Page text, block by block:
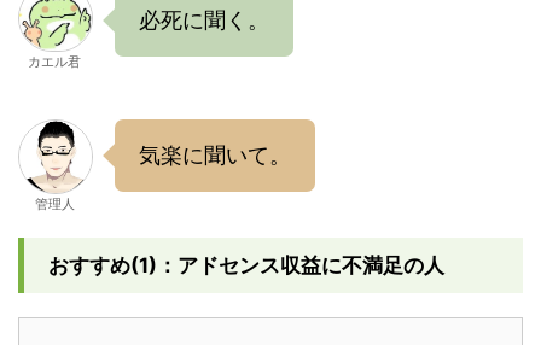
カエル君
必死に聞く。
管理人
気楽に聞いて。
おすすめ(1)：アドセンス収益に不満足の人